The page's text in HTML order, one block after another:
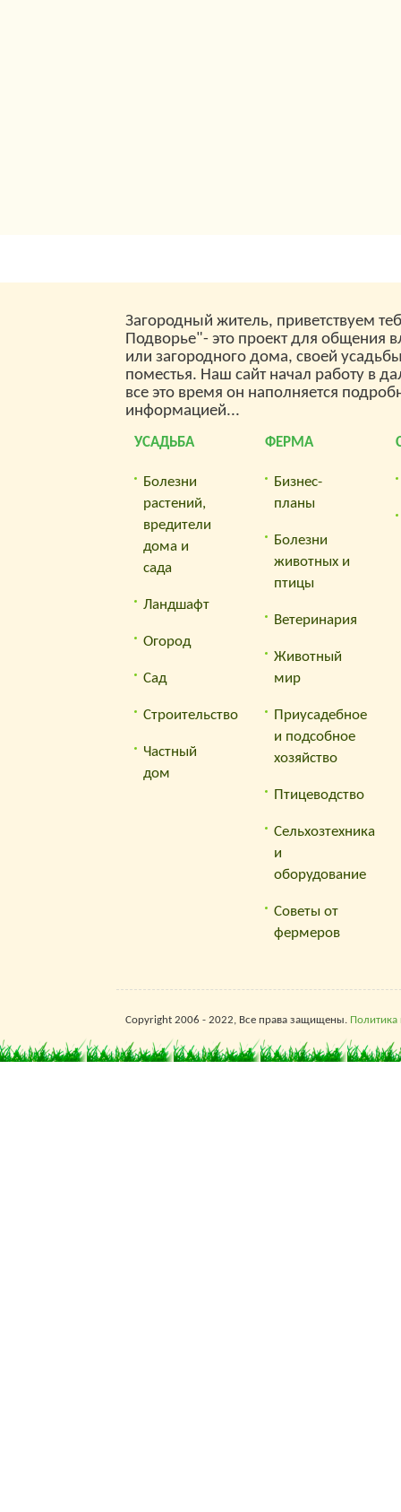
Загородный житель, приветствуем
Подворье"- это проект для общения
или загородного дома, своей
поместья. Наш сайт начал работу в
все это время он наполняется
информацией...
УСАДЬБА
Болезни
растений,
вредители
дома и
сада
Ландшафт
Огород
Сад
Строительство
Частный
дом
ФЕРМА
Бизнес-
планы
Болезни
животных и
птицы
Ветеринария
Животный
мир
Приусадебное
и подсобное
хозяйство
Птицеводство
Сельхозтехника
и
оборудование
Советы от
фермеров
Copyright 2006 - 2022, Все права защищены. Политика